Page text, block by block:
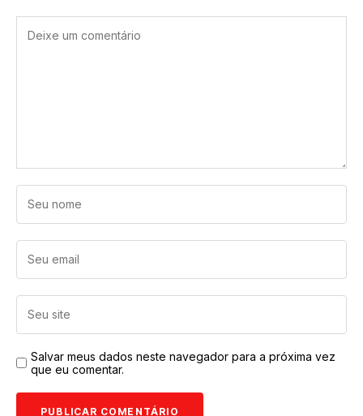
Salvar meus dados neste navegador para a próxima vez
que eu comentar.